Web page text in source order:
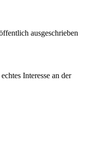
ausgeschrieben
Interesse an der